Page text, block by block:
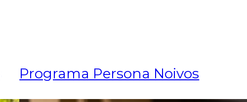
Programa Persona Noivos